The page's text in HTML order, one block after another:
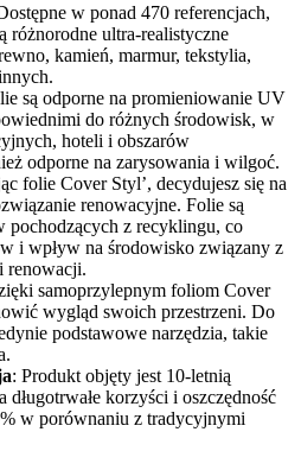
w ponad 470 referencjach,
różnorodne ultra-realistyczne
kamień, marmur, tekstylia,
są odporne na promieniowanie UV
do różnych środowisk, w
hoteli i obszarów
odporne na zarysowania i wilgoć.
folie Cover Styl’, decydujesz się na
renowacyjne. Folie są
pochodzących z recyklingu, co
i wpływ na środowisko związany z
renowacji.
samoprzylepnym foliom Cover
wygląd swoich przestrzeni. Do
podstawowe narzędzia, takie
: Produkt objęty jest 10-letnią
długotrwałe korzyści i oszczędność
w porównaniu z tradycyjnymi